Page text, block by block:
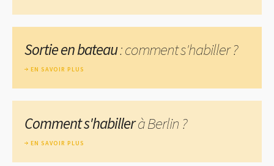
Sortie en bateau: comment s'habiller ?
EN SAVOIR PLUS
Comment s'habillerà Berlin ?
EN SAVOIR PLUS